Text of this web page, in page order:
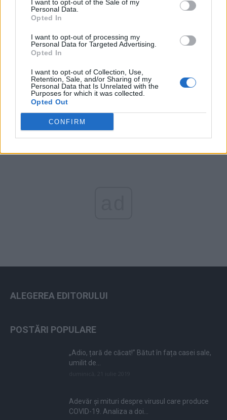
I want to opt-out of the Sale of my
Personal Data.
Opted In
I want to opt-out of processing my
Personal Data for Targeted Advertising.
Opted In
I want to opt-out of Collection, Use,
Retention, Sale, and/or Sharing of my
Personal Data that Is Unrelated with the
Purposes for which it was collected.
Opted Out
CONFIRM
România pe Primul Loc (Ponta)
Arată rezultatele
Arhiva sondajelor
ALEGEREA EDITORULUI
POSTĂRI POPULARE
„Adio, țară de căcat!” Bătut în fața casei sale,
umilit de...
Adevăr și mituri despre virusul care produce
COVID-19. Analiza a doi...